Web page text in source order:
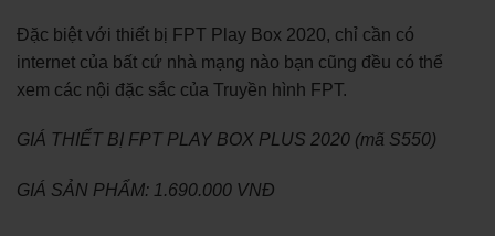
Đặc biệt với thiết bị FPT Play Box 2020, chỉ cần có
internet của bất cứ nhà mạng nào bạn cũng đều có thể
xem các nội đặc sắc của Truyền hình FPT.
GIÁ THIẾT BỊ FPT PLAY BOX PLUS 2020 (mã S550)
GIÁ SẢN PHẨM: 1.690.000 VNĐ